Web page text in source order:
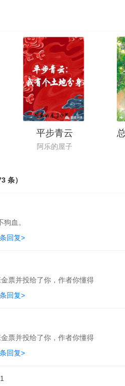
平步青云
阿乐的屋子
条）
血。
回复>
票并投给了你，作者你懂得
回复>
票并投给了你，作者你懂得
回复>